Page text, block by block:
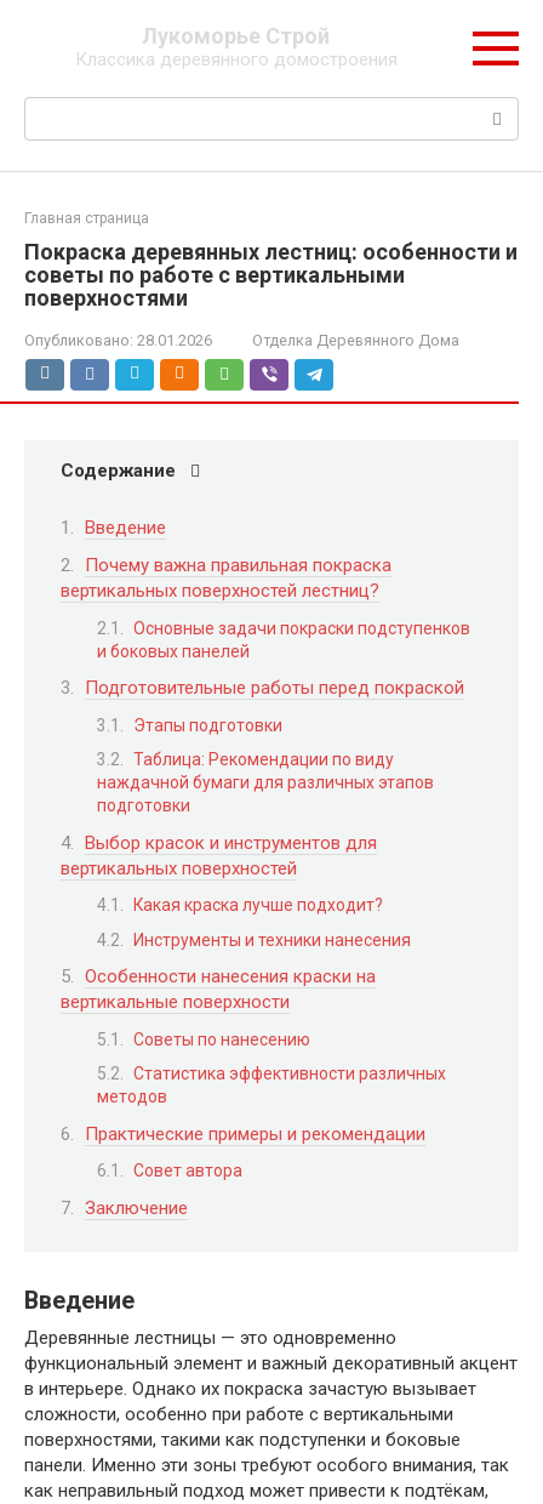
Лукоморье Строй
Классика деревянного домостроения
Поиск:
Главная страница
Покраска деревянных лестниц: особенности и
советы по работе с вертикальными
поверхностями
Опубликовано: 28.01.2026 Отделка Деревянного Дома
Содержание
Введение
Почему важна правильная покраска
вертикальных поверхностей лестниц?
Основные задачи покраски подступенков
и боковых панелей
Подготовительные работы перед покраской
Этапы подготовки
Таблица: Рекомендации по виду
наждачной бумаги для различных этапов
подготовки
Выбор красок и инструментов для
вертикальных поверхностей
Какая краска лучше подходит?
Инструменты и техники нанесения
Особенности нанесения краски на
вертикальные поверхности
Советы по нанесению
Статистика эффективности различных
методов
Практические примеры и рекомендации
Совет автора
Заключение
Введение
Деревянные лестницы — это одновременно
функциональный элемент и важный декоративный акцент
в интерьере. Однако их покраска зачастую вызывает
сложности, особенно при работе с вертикальными
поверхностями, такими как подступенки и боковые
панели. Именно эти зоны требуют особого внимания, так
как неправильный подход может привести к подтёкам,